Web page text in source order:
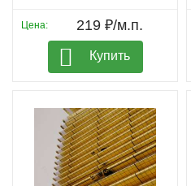
Цена: 219 ₽/м.п.
Купить